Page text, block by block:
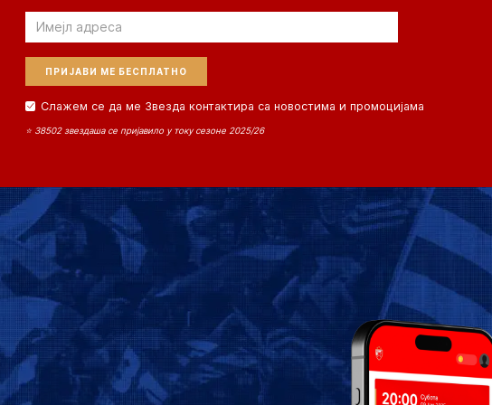
Email
Слажем се да ме Звезда контактира са новостима и промоцијама
⭐ 38502 звездаша се пријавило у току сезоне 2025/26